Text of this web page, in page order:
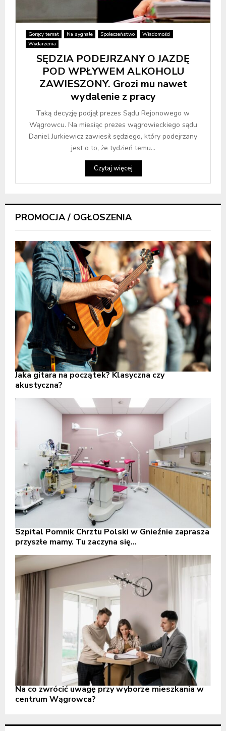
Gorący temat Na sygnale Społeczeństwo
Wiadomości
Wydarzenia
SĘDZIA PODEJRZANY O JAZDĘ
POD WPŁYWEM ALKOHOLU
ZAWIESZONY. Grozi mu nawet
wydalenie z pracy
Taką decyzję podjął prezes Sądu Rejonowego w
Wągrowcu. Na miesiąc prezes wągrowieckiego sądu
Daniel Jurkiewicz zawiesił sędziego, który podejrzany
jest o to, że tydzień temu...
Czytaj więcej
PROMOCJA / OGŁOSZENIA
Jaka gitara na początek? Klasyczna czy
akustyczna?
Szpital Pomnik Chrztu Polski w Gnieźnie zaprasza
przyszłe mamy. Tu zaczyna się...
Na co zwrócić uwagę przy wyborze mieszkania w
centrum Wągrowca?